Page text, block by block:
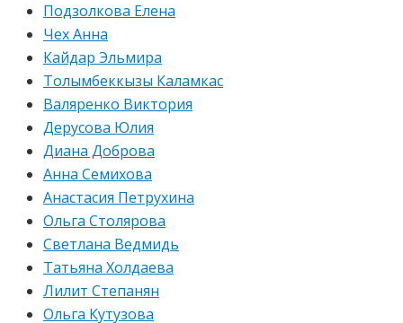
Подзолкова Елена
Чех Анна
Кайдар Эльмира
Толымбеккызы Каламкас
Валяренко Виктория
Дерусова Юлия
Диана Доброва
Анна Семихова
Анастасия Петрухина
Ольга Столярова
Светлана Ведмидь
Татьяна Холдаева
Лилит Степанян
Ольга Кутузова